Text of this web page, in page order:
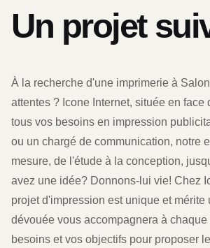
Un projet
À la recherche d'une imprimerie à
attentes ? Icone Internet, située en
tous vos besoins en impression
ou un chargé de communication, notre
mesure, de l'étude à la conception,
avez une idée? Donnons-lui vie! Chez
projet d'impression est unique et
dévouée vous accompagnera à
besoins et vos objectifs pour proposer